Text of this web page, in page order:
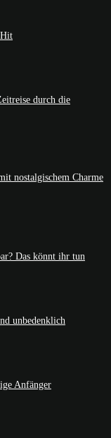
durch die
nostalgischem Charme
Das könnt ihr tun
unbedenklich
Anfänger